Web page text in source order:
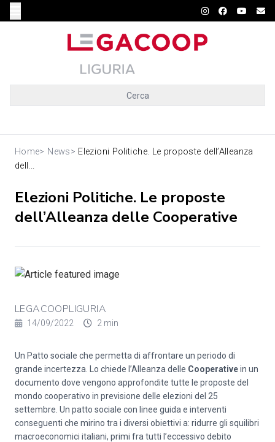
Cerca
Home> News> Elezioni Politiche. Le proposte dell’Alleanza
dell...
Elezioni Politiche. Le proposte
dell’Alleanza delle Cooperative
LEGACOOPLIGURIA
14/09/2022 2 min
Un Patto sociale che permetta di affrontare un periodo di
grande incertezza. Lo chiede l’Alleanza delle Cooperativein un
documento dove vengono approfondite tutte le proposte del
mondo cooperativo in previsione delle elezioni del 25
settembre. Un patto sociale con linee guida e interventi
conseguenti che mirino tra i diversi obiettivi a: ridurre gli squilibri
macroeconomici italiani, primi fra tutti l’eccessivo debito